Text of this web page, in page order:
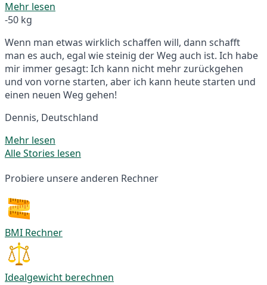
Mehr lesen
-50 kg
Wenn man etwas wirklich schaffen will, dann schafft
man es auch, egal wie steinig der Weg auch ist. Ich habe
mir immer gesagt: Ich kann nicht mehr zurückgehen
und von vorne starten, aber ich kann heute starten und
einen neuen Weg gehen!
Dennis, Deutschland
Mehr lesen
Alle Stories lesen
Probiere unsere anderen Rechner
BMI Rechner
Idealgewicht berechnen